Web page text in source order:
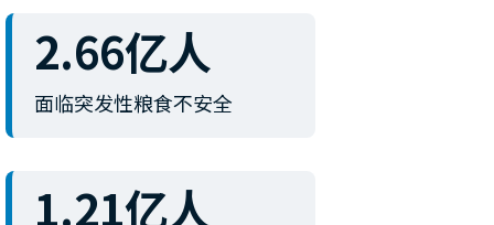
2.66亿人
面临突发性粮食不安全
1.21亿人